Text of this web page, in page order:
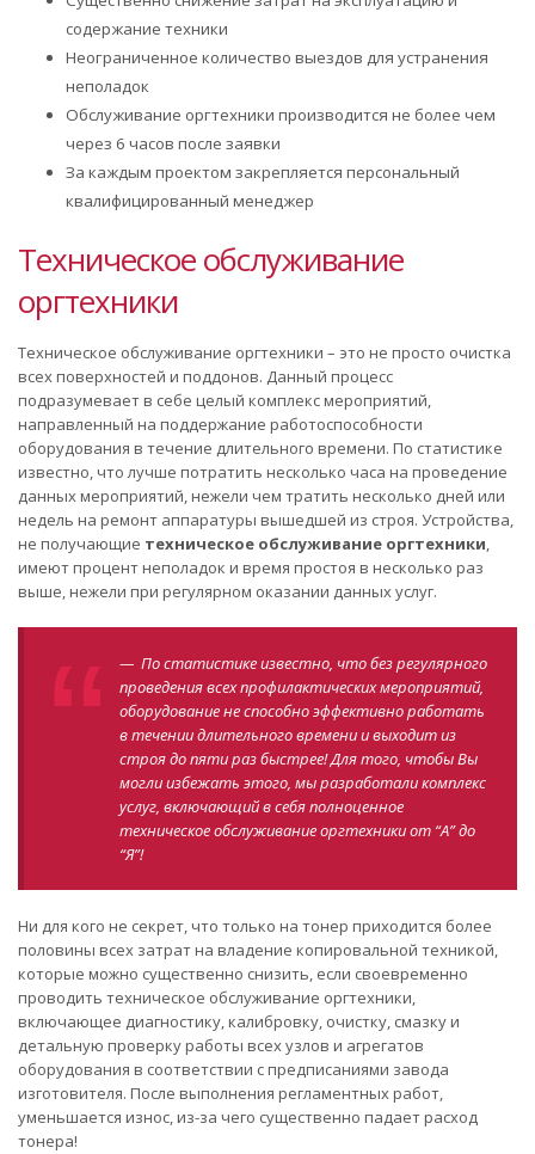
содержание техники
Неограниченное количество выездов для устранения
неполадок
Обслуживание оргтехники производится не более чем
через 6 часов после заявки
За каждым проектом закрепляется персональный
квалифицированный менеджер
Техническое обслуживание
оргтехники
Техническое обслуживание оргтехники – это не просто очистка
всех поверхностей и поддонов. Данный процесс
подразумевает в себе целый комплекс мероприятий,
направленный на поддержание работоспособности
оборудования в течение длительного времени. По статистике
известно, что лучше потратить несколько часа на проведение
данных мероприятий, нежели чем тратить несколько дней или
недель на ремонт аппаратуры вышедшей из строя. Устройства,
не получающие техническое обслуживание оргтехники,
имеют процент неполадок и время простоя в несколько раз
выше, нежели при регулярном оказании данных услуг.
— По статистике известно, что без регулярного
проведения всех профилактических мероприятий,
оборудование не способно эффективно работать
в течении длительного времени и выходит из
строя до пяти раз быстрее! Для того, чтобы Вы
могли избежать этого, мы разработали комплекс
услуг, включающий в себя полноценное
техническое обслуживание оргтехники от “А” до
“Я”!
Ни для кого не секрет, что только на тонер приходится более
половины всех затрат на владение копировальной техникой,
которые можно существенно снизить, если своевременно
проводить техническое обслуживание оргтехники,
включающее диагностику, калибровку, очистку, смазку и
детальную проверку работы всех узлов и агрегатов
оборудования в соответствии с предписаниями завода
изготовителя. После выполнения регламентных работ,
уменьшается износ, из-за чего существенно падает расход
тонера!